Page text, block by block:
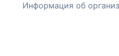
Информация об